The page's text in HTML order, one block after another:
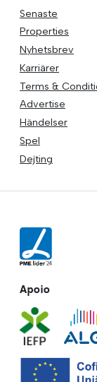
Senaste
Properties
Nyhetsbrev
Karriärer
Terms &
Advertise
Händelser
Spel
Dejting
Apoio